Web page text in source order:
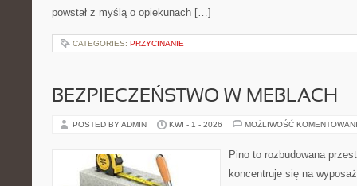
powstał z myślą o opiekunach […]
CATEGORIES: PRZYCINANIE
BEZPIECZEŃSTWO W MEBLACH
POSTED BY ADMIN KWI - 1 - 2026 MOŻLIWOŚĆ
Pino to rozbudowana
koncentruje się na